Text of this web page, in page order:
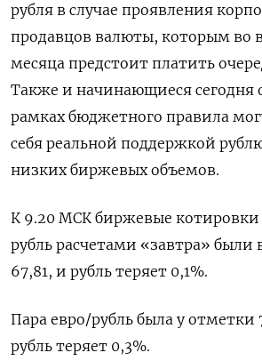
рубля в случае проявления
продавцов валюты, которым во
месяца предстоит платить
Также и начинающиеся сегодня
рамках бюджетного правила
себя реальной поддержкой
низких биржевых объемов.
К 9.20 МСК биржевые котировки
рубль расчетами «завтра» были
67,81, и рубль теряет 0,1%.
Пара евро/рубль была у отметки
рубль теряет 0,3%.